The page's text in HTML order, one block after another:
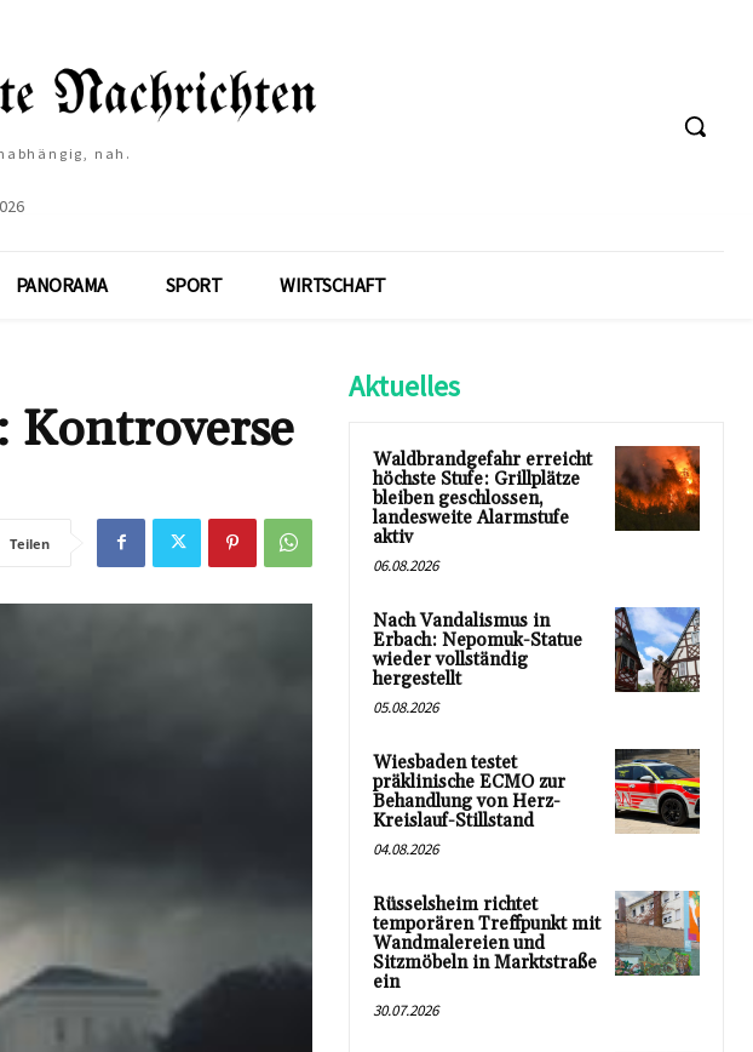
nah.
PANORAMA SPORT WIRTSCHAFT
Kontroverse
Teilen
Aktuelles
Waldbrandgefahr erreicht
höchste Stufe: Grillplätze
bleiben geschlossen,
landesweite Alarmstufe
aktiv
06.08.2026
Nach Vandalismus in
Erbach: Nepomuk-Statue
wieder vollständig
hergestellt
05.08.2026
Wiesbaden testet
präklinische ECMO zur
Behandlung von Herz-
Kreislauf-Stillstand
04.08.2026
Rüsselsheim richtet
temporären Treffpunkt mit
Wandmalereien und
Sitzmöbeln in Marktstraße
ein
30.07.2026